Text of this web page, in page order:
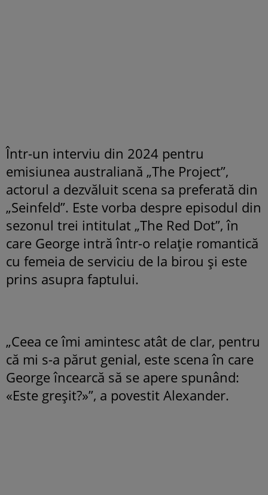
Într-un interviu din 2024 pentru
emisiunea australiană „The Project”,
actorul a dezvăluit scena sa preferată din
„Seinfeld”. Este vorba despre episodul din
sezonul trei intitulat „The Red Dot”, în
care George intră într-o relație romantică
cu femeia de serviciu de la birou și este
prins asupra faptului.
„Ceea ce îmi amintesc atât de clar, pentru
că mi s-a părut genial, este scena în care
George încearcă să se apere spunând:
«Este greșit?»”, a povestit Alexander.